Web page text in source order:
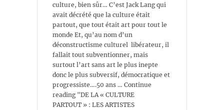
culture, bien sûr… C’est Jack Lang qui
avait décrété que la culture était
partout, que tout était art pour tout le
monde Et, qu’au nom d’un
déconstructisme culturel libérateur, il
fallait tout subventionner, mais
surtout l’art sans art le plus inepte
donc le plus subversif, démocratique et
progressiste….50 ans … Continue
reading "DE LA « CULTURE
PARTOUT » : LES ARTISTES